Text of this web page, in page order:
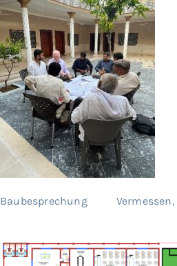
Baubesprechung Vermessen,